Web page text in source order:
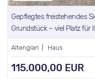
Gepflegtes freistehendes
Grundstück – viel Platz für
Altenglan | Haus
115.000,00 EUR